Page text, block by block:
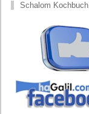
Schalom Kochbuch